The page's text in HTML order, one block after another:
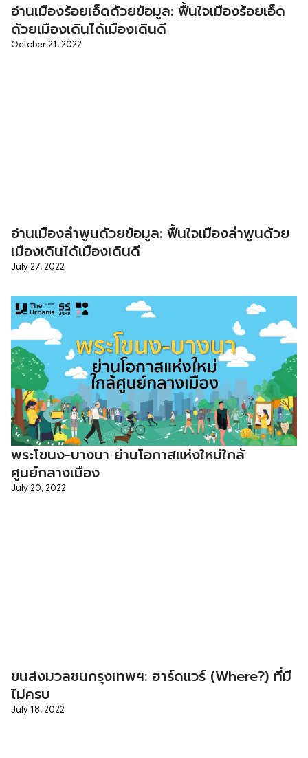
อ่านเมืองร้อยเอ็ดด้วยข้อมูล: ฟื้นใจเมืองร้อยเอ็ด
ด้วยเมืองเดินได้เมืองเดินดี
October 21, 2022
อ่านเมืองลำพูนด้วยข้อมูล: ฟื้นใจเมืองลำพูนด้วย
เมืองเดินได้เมืองเดินดี
July 27, 2022
พระโขนง-บางนา ย่านโอกาสแห่งใหม่ใกล้
ศูนย์กลางเมือง
July 20, 2022
ขนส่งมวลชนกรุงเทพฯ: ฮาร์ดแวร์ (Where?) ที่มี
ไม่ครบ
July 18, 2022